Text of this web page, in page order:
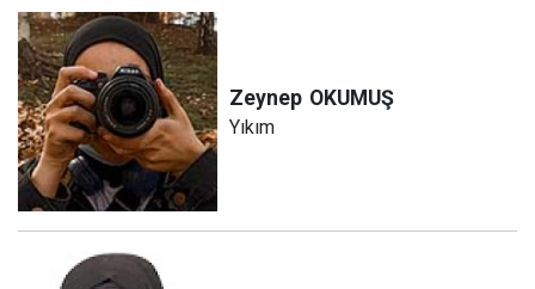
Zeynep OKUMUŞ
Yıkım